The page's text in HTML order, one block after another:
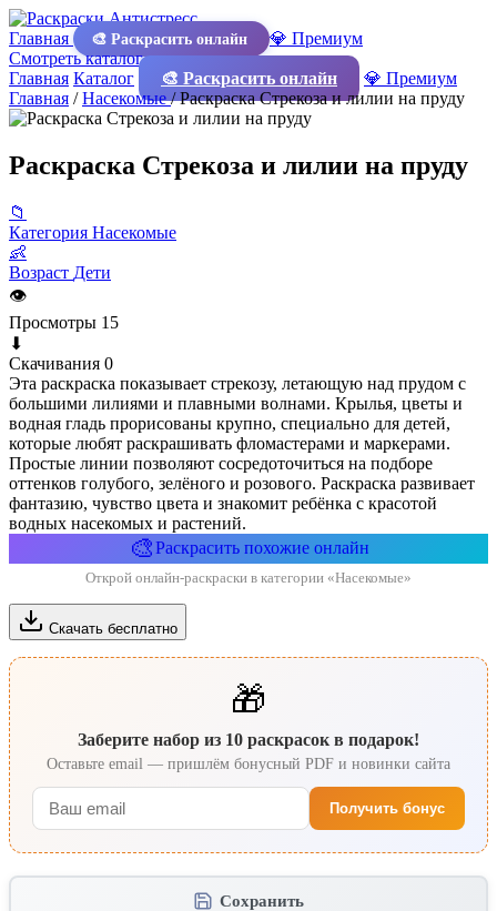
Главная 🎨 Раскрасить онлайн
💎 Премиум
Смотреть каталог
Главная Каталог 🎨 Раскрасить онлайн
💎 Премиум
Главная /Насекомые/Раскраска Стрекоза и лилии на пруду
Раскраска Стрекоза и лилии на пруду
📁
Категория Насекомые
👶
Возраст Дети
👁
Просмотры 15
⬇
Скачивания 0
Эта раскраска показывает стрекозу, летающую над прудом с
большими лилиями и плавными волнами. Крылья, цветы и
водная гладь прорисованы крупно, специально для детей,
которые любят раскрашивать фломастерами и маркерами.
Простые линии позволяют сосредоточиться на подборе
оттенков голубого, зелёного и розового. Раскраска развивает
фантазию, чувство цвета и знакомит ребёнка с красотой
водных насекомых и растений.
🎨Раскрасить похожие онлайн
Открой онлайн-раскраски в категории «Насекомые»
Скачать бесплатно
🎁
Заберите набор из 10 раскрасок в подарок!
Оставьте email — пришлём бонусный PDF и новинки сайта
Получить бонус
Сохранить